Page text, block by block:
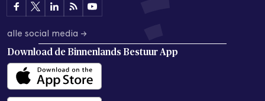
alle social media →
Download de Binnenlands Bestuur App